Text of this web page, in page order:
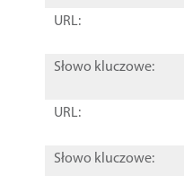
URL:
Słowo kluczowe:
URL:
Słowo kluczowe: